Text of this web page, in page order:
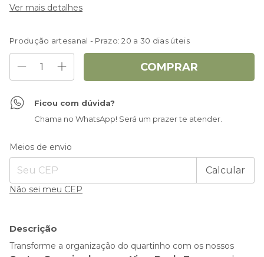
Ver mais detalhes
Produção artesanal - Prazo: 20 a 30 dias úteis
Ficou com dúvida?
Chama no WhatsApp! Será um prazer te atender.
Entregas para o CEP:
Meios de envio
Calcular
Não sei meu CEP
Descrição
Transforme a organização do quartinho com os nossos